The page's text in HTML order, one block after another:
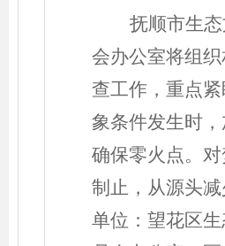
抚顺市生
会办公室将组
查工作，重点
象条件发生时
确保零火点。
制止，从源头
单位：望花区